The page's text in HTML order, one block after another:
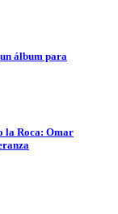
álbum para
la Roca: Omar